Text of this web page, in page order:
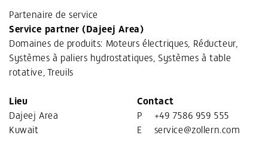
Partenaire de service
Service partner (Dajeej Area)
Domaines de produits: Moteurs électriques, Réducteur,
Systèmes à paliers hydrostatiques, Systèmes à table
rotative, Treuils
Lieu
Dajeej Area
Kuwait
Contact
P
+49 7586 959 555
E
service@zollern.com